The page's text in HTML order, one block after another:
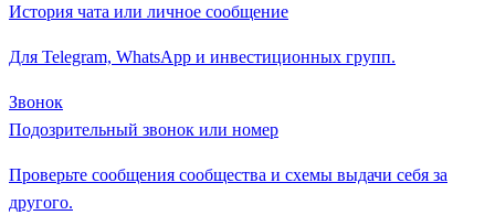
История чата или личное сообщение
Для Telegram, WhatsApp и инвестиционных групп.
Звонок
Подозрительный звонок или номер
Проверьте сообщения сообщества и схемы выдачи себя за
другого.